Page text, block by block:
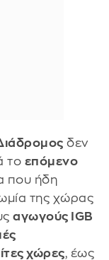
δεν
το επόμενο
που ήδη
της χώρας
αγωγούς IGB
χώρες, έως